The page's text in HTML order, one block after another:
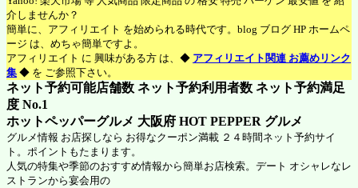
介しませんか？
簡単に、アフィリエイト を始められる時代です。blog ブログ HP ホームペ
ージ は、めちゃ簡単ですよ。
アフィリエイト に 興味がある方 は、◆ アフィリエイト関連 お薦めリンク
集 ◆ を ご参照下さい。
ネット予約可能店舗数 ネット予約利用者数 ネット予約満足
度 No.1
ホットペッパーグルメ 大阪府 HOT PEPPER グルメ
グルメ情報 お店探しなら お得なクーポン満載 ２４時間ネット予約サイ
ト。ポイントもたまります。
人気の特集や季節のおすすめ情報から簡単お店検索。デート オシャレなレ
ストランから宴会用の